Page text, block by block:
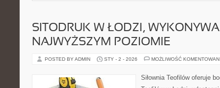
SITODRUK W ŁODZI,
NAJWYŻSZYM POZIOMIE
POSTED BY ADMIN STY - 2 - 2026 MOŻLIWOŚĆ
Siłownia Teofilów oferuje